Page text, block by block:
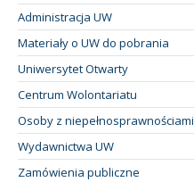
Administracja UW
Materiały o UW do pobrania
Uniwersytet Otwarty
Centrum Wolontariatu
Osoby z niepełnosprawnościami
Wydawnictwa UW
Zamówienia publiczne